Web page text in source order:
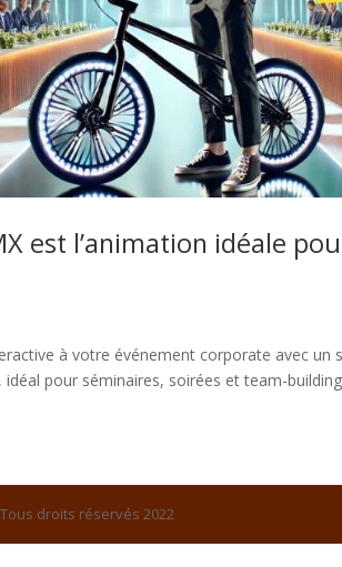
est l’animation idéale
à votre événement corporate avec un
pour séminaires, soirées et team-
droits réservés 2022